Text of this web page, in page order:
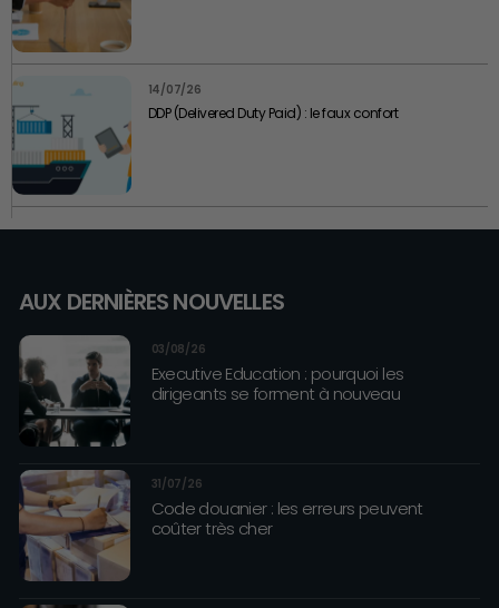
14/07/26
DDP (Delivered Duty Paid) : le faux confort
AUX DERNIÈRES NOUVELLES
03/08/26
Executive Education : pourquoi les
dirigeants se forment à nouveau
31/07/26
Code douanier : les erreurs peuvent
coûter très cher